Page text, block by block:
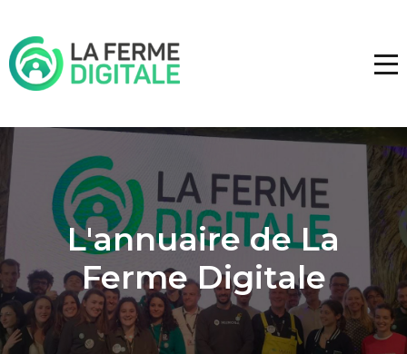
L'annuaire de La
Ferme Digitale